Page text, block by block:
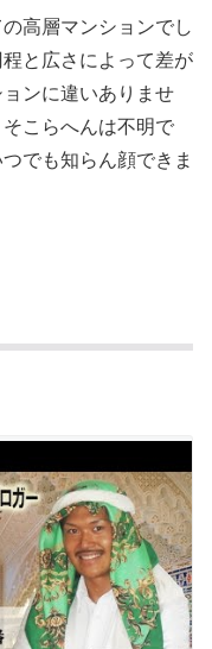
高層マンションでし
と広さによって差が
ンに違いありませ
こらへんは不明で
でも知らん顔できま